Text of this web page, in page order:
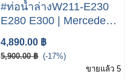
#ท่อน้ำล่างW211-E230
E280 E300 | Mercedes-
Benz E Class W211
E230 E280 E300
4,890.00 ฿
5,900.00 ฿ (-17%)
ขายแล้ว 5